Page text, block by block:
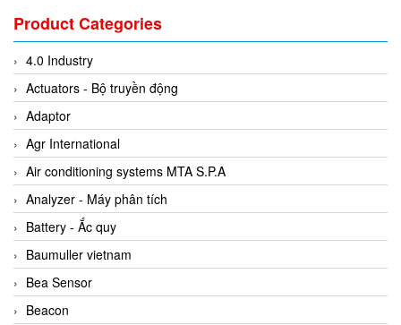
3CTEST Vietnam
4B VietNam Vietnam
ABB Vietnam
AC Infinity Vietnam
AC&E Telecommunications
AC&T Vietnam
Accepta Vietnam
ACCUMAC Vietnam
AccuWeb Vietnam
Acey
ACOEM Vietnam
Product Categories
4.0 Industry
Actuators - Bộ truyền động
Adaptor
Agr International
Air conditioning systems MTA S.P.A
Analyzer - Máy phân tích
Battery - Ắc quy
Baumuller vietnam
Bea Sensor
Beacon